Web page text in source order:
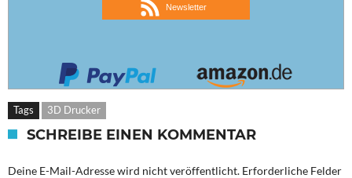
Newsletter
Tags 3D Drucker
SCHREIBE EINEN KOMMENTAR
Deine E-Mail-Adresse wird nicht veröffentlicht. Erforderliche Felder